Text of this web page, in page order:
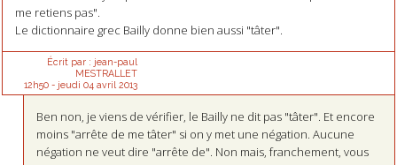
me retiens pas".
Le dictionnaire grec Bailly donne bien aussi "tâter".
Écrit par : jean-paul
MESTRALLET
12h50- jeudi 04 avril 2013
Ben non, je viens de vérifier, le Bailly ne dit pas "tâter". Et encore
moins "arrête de me tâter" si on y met une négation. Aucune
négation ne veut dire "arrête de". Non mais, franchement, vous